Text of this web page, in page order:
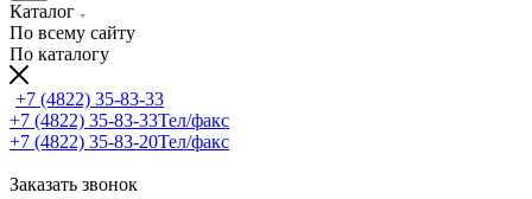
Каталог
По всему сайту
По каталогу
+7 (4822) 35-83-33
+7 (4822) 35-83-33Тел/факс
+7 (4822) 35-83-20Тел/факс
Заказать звонок